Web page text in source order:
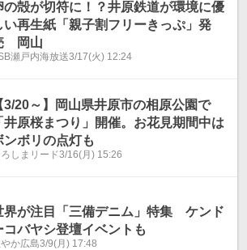
の殻が切符に！？井原鉄道が環境に優
い再生紙「親子割フリーきっぷ」発
岡山
瀬戸内海放送3/17(火) 12:24
3/20～】岡山県井原市の相原公園で
井原桜まつり」開催。お花見期間中は
ンボリの点灯も
しまリード3/16(月) 15:26
界が注目「三備デニム」特集 ケンド
コバヤシ登壇イベントも
か広島3/9(月) 17:48